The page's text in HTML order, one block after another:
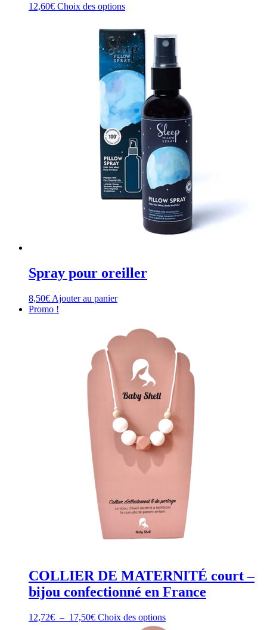
12,60€ Choix des optionsCe
a
plusieurs
variations.
Les
options
peuvent
être
choisies
sur
la
page
du
produit
Spray pour oreiller
8,50€ Ajouter au panier
Promo !
COLLIER DE MATERNITÉ court –
bijou confectionné en France
12,72€ – 17,50€Plage
Choix des optionsCe
produit